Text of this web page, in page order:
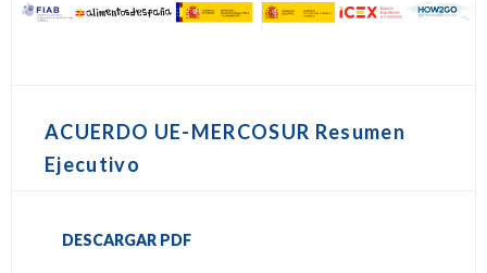
ACUERDO UE-MERCOSUR Resumen
Ejecutivo
DESCARGAR PDF